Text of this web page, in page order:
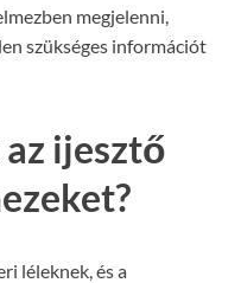
megjelenni,
szükséges információt
ijesztő
léleknek, és a